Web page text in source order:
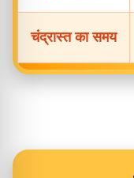
चंद्रास्त का समय